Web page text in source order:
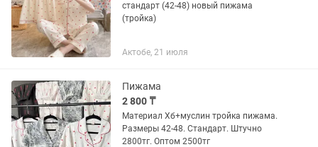
стандарт (42-48) новый пижама
(тройка)
Актобе, 21 июля
Пижама
2 800 ₸
Материал Хб+муслин тройка пижама.
Размеры 42-48. Стандарт. Штучно
2800тг. Оптом 2500тг